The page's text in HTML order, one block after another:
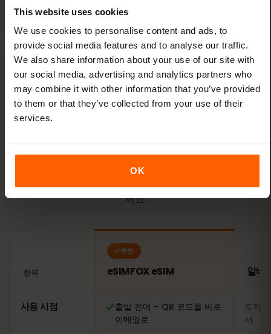
This website uses cookies
We use cookies to personalise content and ads, to
provide social media features and to analyse our traffic.
We also share information about your use of our site with
our social media, advertising and analytics partners who
may combine it with other information that you’ve provided
to them or that they’ve collected from your use of their
services.
OK
을 필요가 없습니다.
비교
알바니아 여행, eSIM vs현지
SIM?
둘 다 인터넷에 연결됩니다. 여행에서의 차이를 확인하
세요.
항목
추천
eSIMFOX eSIM 알바
사용 시점
출발 전에 – QR 코드를 바로
이메일로
도착
서